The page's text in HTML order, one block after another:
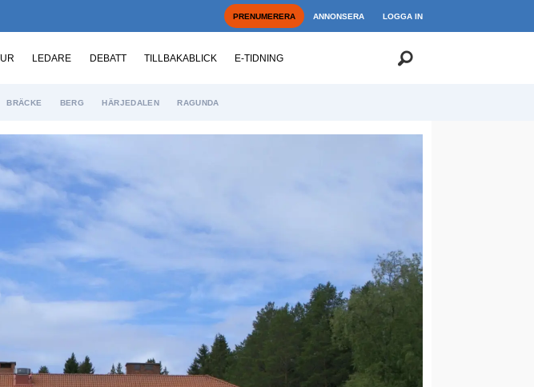
PRENUMERERA ANNONSERA LOGGA IN
LEDARE DEBATT TILLBAKABLICK E-TIDNING
BRÄCKE BERG HÄRJEDALEN RAGUNDA